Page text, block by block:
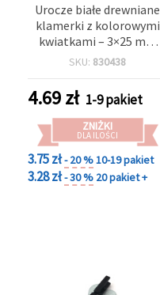
Urocze białe drewniane
klamerki z kolorowymi
kwiatkami – 3×25 mm
(zestaw 12 szt.) – idealne
scrapbookingu, dekoracji
wiosennych i prezentów
DIY
SKU: 830438
4.69zł 1-9 pakiet
ZNIŻKI
DLA ILOŚCI
3.75 zł- 20 %10-19 pakiet
3.28 zł- 30 % 20 pakiet +